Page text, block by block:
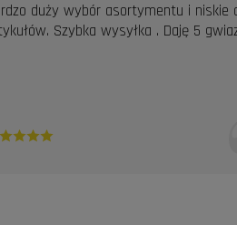
duży wybór asortymentu i niskie
Szybka wysyłka . Daję 5